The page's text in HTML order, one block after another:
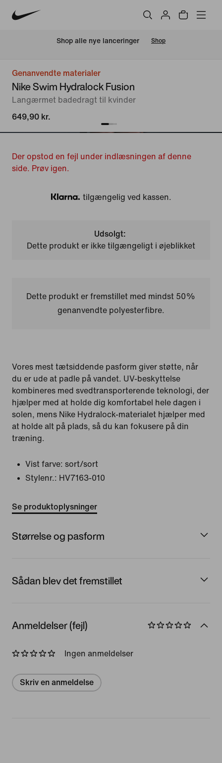
Shop alle nye lanceringer Shop
Genanvendte materialer
Nike Swim Hydralock Fusion
Langærmet badedragt til kvinder
649,90 kr.
Der opstod en fejl under indlæsningen af denne
side. Prøv igen.
Klarna
tilgængelig ved kassen.
Udsolgt:
Dette produkt er ikke tilgængeligt i øjeblikket
Dette produkt er fremstillet med mindst 50%
genanvendte polyesterfibre.
Vores mest tætsiddende pasform giver støtte, når
du er ude at padle på vandet. UV-beskyttelse
kombineres med svedtransporterende teknologi, der
hjælper med at holde dig komfortabel hele dagen i
solen, mens Nike Hydralock-materialet hjælper med
at holde alt på plads, så du kan fokusere på din
træning.
Vist farve: sort/sort
Stylenr.: HV7163-010
Se produktoplysninger
Størrelse og pasform
Sådan blev det fremstillet
Anmeldelser (fejl)
Ingen anmeldelser
Skriv en anmeldelse